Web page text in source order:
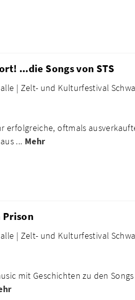
...die Songs von STS
| Zelt- und Kulturfestival
erfolgreiche, oftmals
... Mehr
| Zelt- und Kulturfestival
mit Geschichten zu den